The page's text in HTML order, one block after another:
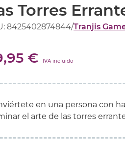
Torres
8425402874844/Tranjis
€ IVA incluido
en una persona con
el arte de las torres